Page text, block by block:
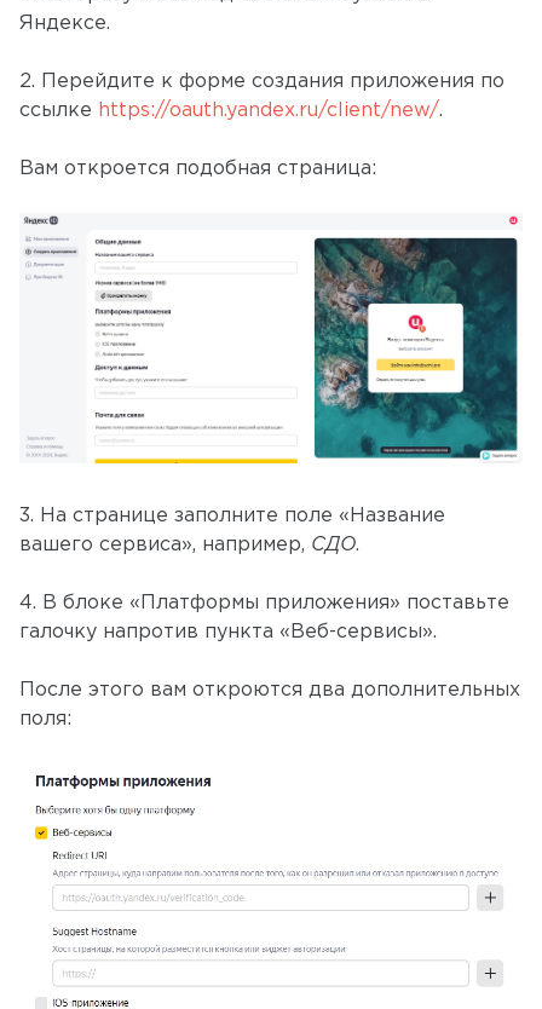
Яндексе.
2. Перейдите к форме создания приложения по
ссылке https://oauth.yandex.ru/client/new/.
Вам откроется подобная страница:
3. На странице заполните поле «Название
вашего сервиса», например, СДО.
4. В блоке «Платформы приложения» поставьте
галочку напротив пункта «Веб-сервисы».
После этого вам откроются два дополнительных
поля: